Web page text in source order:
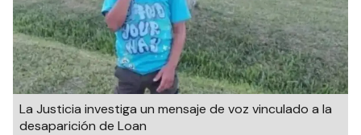
La Justicia investiga un mensaje de voz vinculado a la
desaparición de Loan